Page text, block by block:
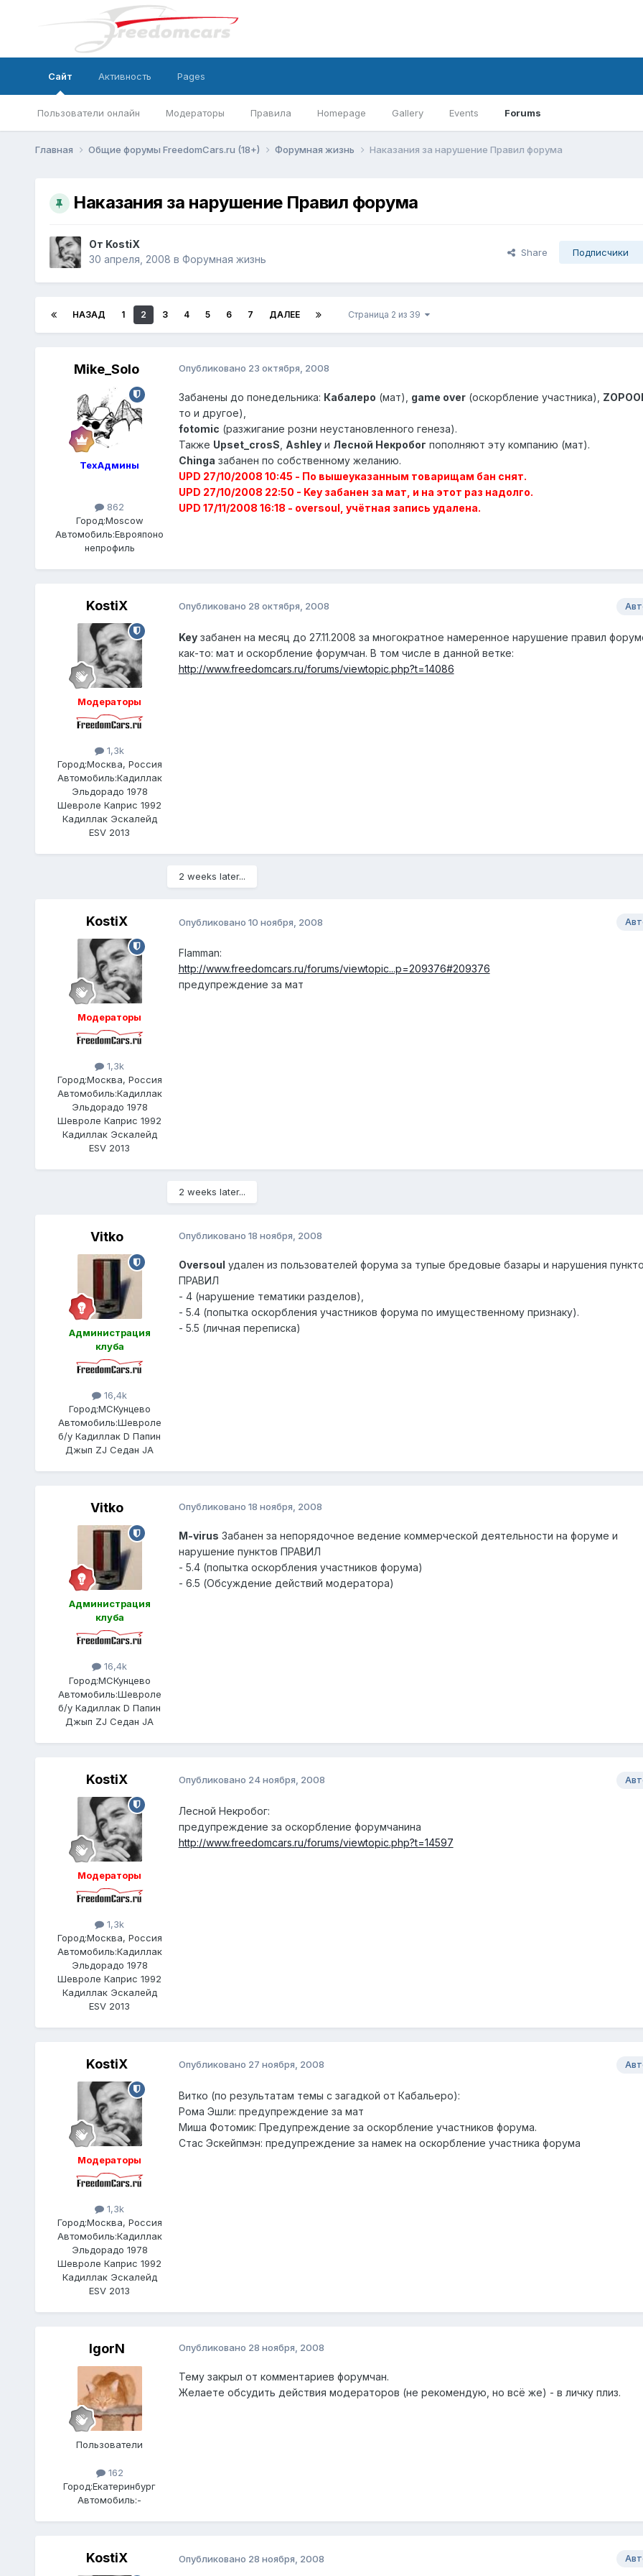
Сайт
Пользователи онлайн Модераторы Правила Homepage Gallery Events Forums
Активность Pages
Главная Общие форумы FreedomCars.ru (18+) Форумная жизнь Наказания за нарушение Правил форума
Наказания за нарушение Правил форума
От KostiX
30 апреля, 2008 в Форумная жизнь
Share Подписчики
НАЗАД 1 2 3 4 5 6 7 ДАЛЕЕ Страница 2 из 39
Mike_Solo
ТехАдмины
862
Город:Moscow
Автомобиль:Еврояпоно
непрофиль
Опубликовано 23 октября, 2008
Забанены до понедельника: Кабалеро (мат), game over(оскорбление участника),
то и другое),
fotomic (разжигание розни неустановленного генеза).
Также Upset_crosS Ashleyи Лесной Некробог пополняют эту компанию (мат).
Chinga забанен по собственному желанию.
UPD 27/10/2008 10:45 - По вышеуказанным товарищам бан снят.
UPD 27/10/2008 22:50 - Key забанен за мат, и на этот раз надолго.
UPD 17/11/2008 16:18 - oversoul, учётная запись удалена.
KostiX
Модераторы
1,3k
Город:Москва, Россия
Автомобиль:Кадиллак
Эльдорадо 1978
Шевроле Каприс 1992
Кадиллак Эскалейд
ESV 2013
Опубликовано 28 октября, 2008
Keyзабанен на месяц до 27.11.2008 за многократное намеренное нарушение правил
как-то: мат и оскорбление форумчан. В том числе в данной ветке:
http://www.freedomcars.ru/forums/viewtopic.php?t=14086
2 weeks later...
KostiX
Модераторы
1,3k
Город:Москва, Россия
Автомобиль:Кадиллак
Эльдорадо 1978
Шевроле Каприс 1992
Кадиллак Эскалейд
ESV 2013
Опубликовано 10 ноября, 2008
Flamman:
http://www.freedomcars.ru/forums/viewtopic...p=209376#209376
предупреждение за мат
2 weeks later...
Vitko
Администрация
клуба
16,4k
Город:МСКунцево
Автомобиль:Шевроле
б/у Кадиллак D Папин
Джып ZJ Седан JA
Опубликовано 18 ноября, 2008
Oversoul удален из пользователей форума за тупые бредовые базары и нарушения
ПРАВИЛ
- 4 (нарушение тематики разделов),
- 5.4 (попытка оскорбления участников форума по имущественному признаку).
- 5.5 (личная переписка)
Vitko
Администрация
клуба
16,4k
Город:МСКунцево
Автомобиль:Шевроле
б/у Кадиллак D Папин
Джып ZJ Седан JA
Опубликовано 18 ноября, 2008
M-virus Забанен за непорядочное ведение коммерческой деятельности на форуме и
нарушение пунктов ПРАВИЛ
- 5.4 (попытка оскорбления участников форума)
- 6.5 (Обсуждение действий модератора)
KostiX
Модераторы
1,3k
Город:Москва, Россия
Автомобиль:Кадиллак
Эльдорадо 1978
Шевроле Каприс 1992
Кадиллак Эскалейд
ESV 2013
Опубликовано 24 ноября, 2008
Лесной Некробог:
предупреждение за оскорбление форумчанина
http://www.freedomcars.ru/forums/viewtopic.php?t=14597
KostiX
Модераторы
1,3k
Город:Москва, Россия
Автомобиль:Кадиллак
Эльдорадо 1978
Шевроле Каприс 1992
Кадиллак Эскалейд
ESV 2013
Опубликовано 27 ноября, 2008
Витко (по результатам темы с загадкой от Кабальеро):
Рома Эшли: предупреждение за мат
Миша Фотомик: Предупреждение за оскорбление участников форума.
Стас Эскейпмэн: предупреждение за намек на оскорбление участника форума
IgorN
Пользователи
162
Город:Екатеринбург
Автомобиль:-
Опубликовано 28 ноября, 2008
Тему закрыл от комментариев форумчан.
Желаете обсудить действия модераторов (не рекомендую, но всё же) - в личку плиз.
KostiX Опубликовано 28 ноября, 2008